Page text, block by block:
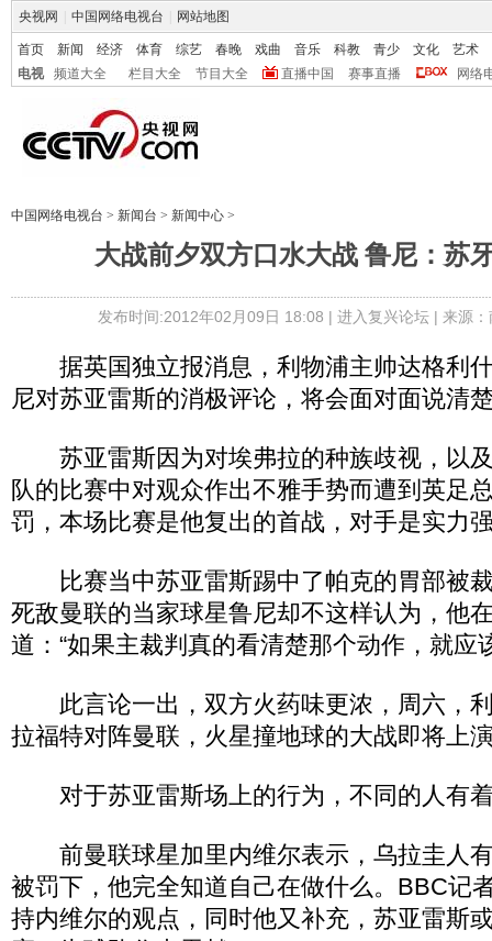
央视网 中国网络电视台 网站地图
首页 新闻 经济 体育 综艺 春晚 戏曲 音乐 科教 青少 文化
艺术
电视
频道大全 栏目大全 节目大全 直播中国 赛事直播 网络
中国网络电视台 > 新闻台 > 新闻中心 >
大战前夕双方口水大战 鲁尼：苏
发布时间:2012年02月09日 18:08 | 进入复兴论坛| 来源
据英国独立报消息，利物浦主帅达格利
尼对苏亚雷斯的消极评论，将会面对面说清
苏亚雷斯因为对埃弗拉的种族歧视，以
队的比赛中对观众作出不雅手势而遭到英足
罚，本场比赛是他复出的首战，对手是实力
比赛当中苏亚雷斯踢中了帕克的胃部被
死敌曼联的当家球星鲁尼却不这样认为，他
道：“如果主裁判真的看清楚那个动作，就应
此言论一出，双方火药味更浓，周六，
拉福特对阵曼联，火星撞地球的大战即将上
对于苏亚雷斯场上的行为，不同的人有
前曼联球星加里内维尔表示，乌拉圭人
被罚下，他完全知道自己在做什么。BBC记
持内维尔的观点，同时他又补充，苏亚雷斯